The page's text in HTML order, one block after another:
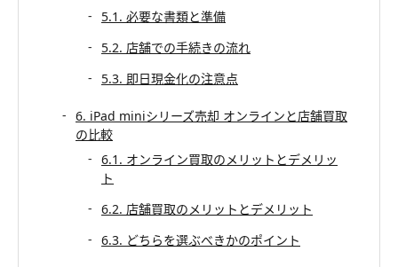
5.1. 必要な書類と準備
5.2. 店舗での手続きの流れ
5.3. 即日現金化の注意点
6. iPad miniシリーズ売却 オンラインと店舗買取
の比較
6.1. オンライン買取のメリットとデメリッ
ト
6.2. 店舗買取のメリットとデメリット
6.3. どちらを選ぶべきかのポイント